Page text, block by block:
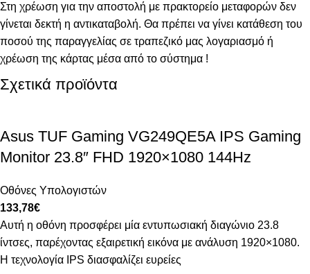
Στη χρέωση για την αποστολή με πρακτορείο μεταφορών δεν
γίνεται δεκτή η αντικαταβολή. Θα πρέπει να γίνει κατάθεση του
ποσού της παραγγελίας σε τραπεζικό μας λογαριασμό ή
χρέωση της κάρτας μέσα από το σύστημα !
Σχετικά προϊόντα
Asus TUF Gaming VG249QE5A IPS Gaming
Monitor 23.8″ FHD 1920×1080 144Hz
Οθόνες Υπολογιστών
133,78€
Αυτή η οθόνη προσφέρει μία εντυπωσιακή διαγώνιο 23.8
ίντσες, παρέχοντας εξαιρετική εικόνα με ανάλυση 1920×1080.
Η τεχνολογία IPS διασφαλίζει ευρείες